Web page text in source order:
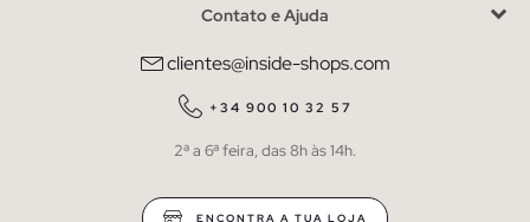
Contato e Ajuda
clientes@inside-shops.com
+34 900 10 32 57
2ª a 6ª feira, das 8h às 14h.
ENCONTRA A TUA LOJA